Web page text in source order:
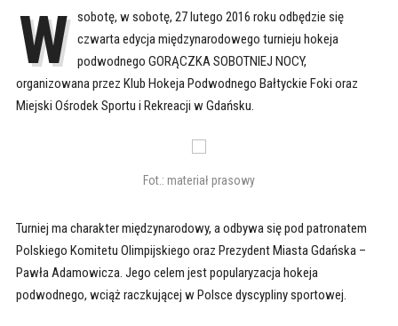
W sobotę, w sobotę, 27 lutego 2016 roku odbędzie się
czwarta edycja międzynarodowego turnieju hokeja
podwodnego GORĄCZKA SOBOTNIEJ NOCY,
organizowana przez Klub Hokeja Podwodnego Bałtyckie Foki oraz
Miejski Ośrodek Sportu i Rekreacji w Gdańsku.
Fot.: materiał prasowy
Turniej ma charakter międzynarodowy, a odbywa się pod patronatem
Polskiego Komitetu Olimpijskiego oraz Prezydent Miasta Gdańska –
Pawła Adamowicza. Jego celem jest popularyzacja hokeja
podwodnego, wciąż raczkującej w Polsce dyscypliny sportowej.